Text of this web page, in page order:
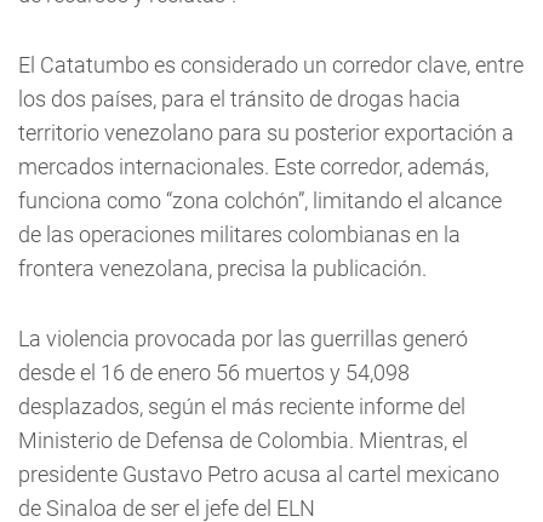
El Catatumbo es considerado un corredor clave, entre
los dos países, para el tránsito de drogas hacia
territorio venezolano para su posterior exportación a
mercados internacionales. Este corredor, además,
funciona como “zona colchón”, limitando el alcance
de las operaciones militares colombianas en la
frontera venezolana, precisa la publicación.
La violencia provocada por las guerrillas generó
desde el 16 de enero 56 muertos y 54,098
desplazados, según el más reciente informe del
Ministerio de Defensa de Colombia. Mientras, el
presidente Gustavo Petro acusa al cartel mexicano
de Sinaloa de ser el jefe del ELN